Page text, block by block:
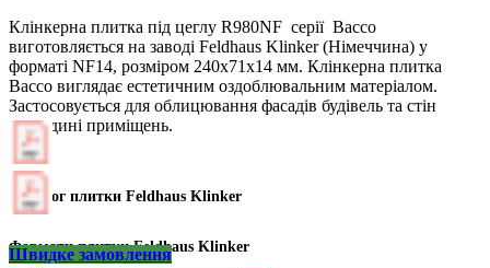
Клінкерна плитка під цеглу R980NF серії Bacco
виготовляється на заводі Feldhaus Klinker (Німеччина) у
форматі NF14, розміром 240х71х14 мм. Клінкерна плитка
Bacco виглядає естетичним оздоблювальним матеріалом.
Застосовується для облицювання фасадів будівель та стін
усередині приміщень.
Каталог плитки Feldhaus Klinker
Формати плитки Feldhaus Klinker
Швидке замовлення